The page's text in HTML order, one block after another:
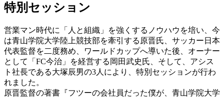
特別セッション
営業マン時代に「人と組織」を強くするノウハウを培い、今
は青山学院大学陸上競技部を牽引する原晋氏、サッカー日本
代表監督を二度務め、ワールドカップへ導いた後、オーナー
として「FC今治」を経営する岡田武史氏、そして、アシス
ト社長である大塚辰男の3人により、特別セッションが行わ
れました。
原晋監督の著書『フツーの会社員だった僕が、青山学院大学